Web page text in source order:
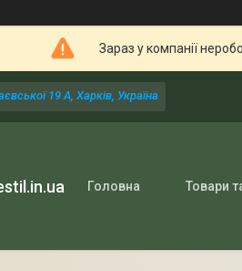
Зараз у компанії
19 А, Харків, Україна
Головна Товари